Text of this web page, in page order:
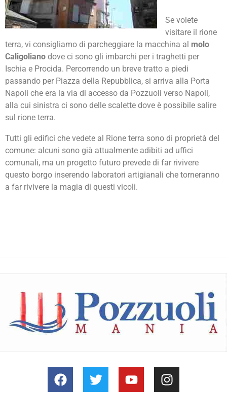
Se volete
visitare il rione
terra, vi consigliamo di parcheggiare la macchina al molo
Caligoliano dove ci sono gli imbarchi per i traghetti per
Ischia e Procida. Percorrendo un breve tratto a piedi
passando per Piazza della Repubblica, si arriva alla Porta
Napoli che era la via di accesso da Pozzuoli verso Napoli,
alla cui sinistra ci sono delle scalette dove è possibile salire
sul rione terra.
Tutti gli edifici che vedete al Rione terra sono di proprietà del
comune: alcuni sono già attualmente adibiti ad uffici
comunali, ma un progetto futuro prevede di far rivivere
questo borgo inserendo laboratori artigianali che torneranno
a far rivivere la magia di questi vicoli.